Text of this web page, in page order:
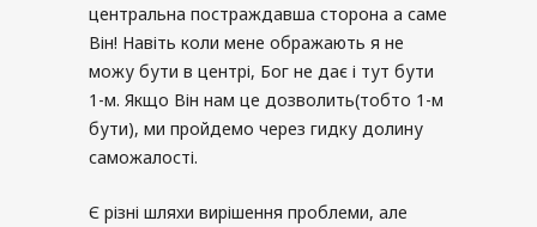
центральна постраждавша сторона а саме
Він! Навіть коли мене ображають я не
можу бути в центрі, Бог не дає і тут бути
1-м. Якщо Він нам це дозволить(тобто 1-м
бути), ми пройдемо через гидку долину
саможалості.
Є різні шляхи вирішення проблеми, але